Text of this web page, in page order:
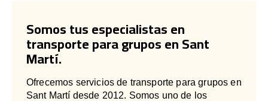
Somos tus especialistas en
transporte para grupos en Sant
Martí.
Ofrecemos servicios de transporte para grupos en
Sant Martí desde 2012. Somos uno de los